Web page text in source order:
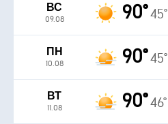
ВС
09.08 90°45°
ПН
10.08 90°45°
ВТ
11.08 90°46°